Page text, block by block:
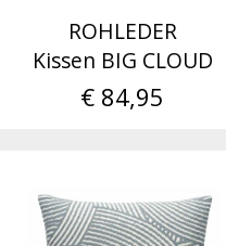
ROHLEDER
Kissen BIG CLOUD
€ 84,95